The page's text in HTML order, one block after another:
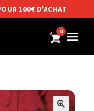
100€ D'ACHAT
0